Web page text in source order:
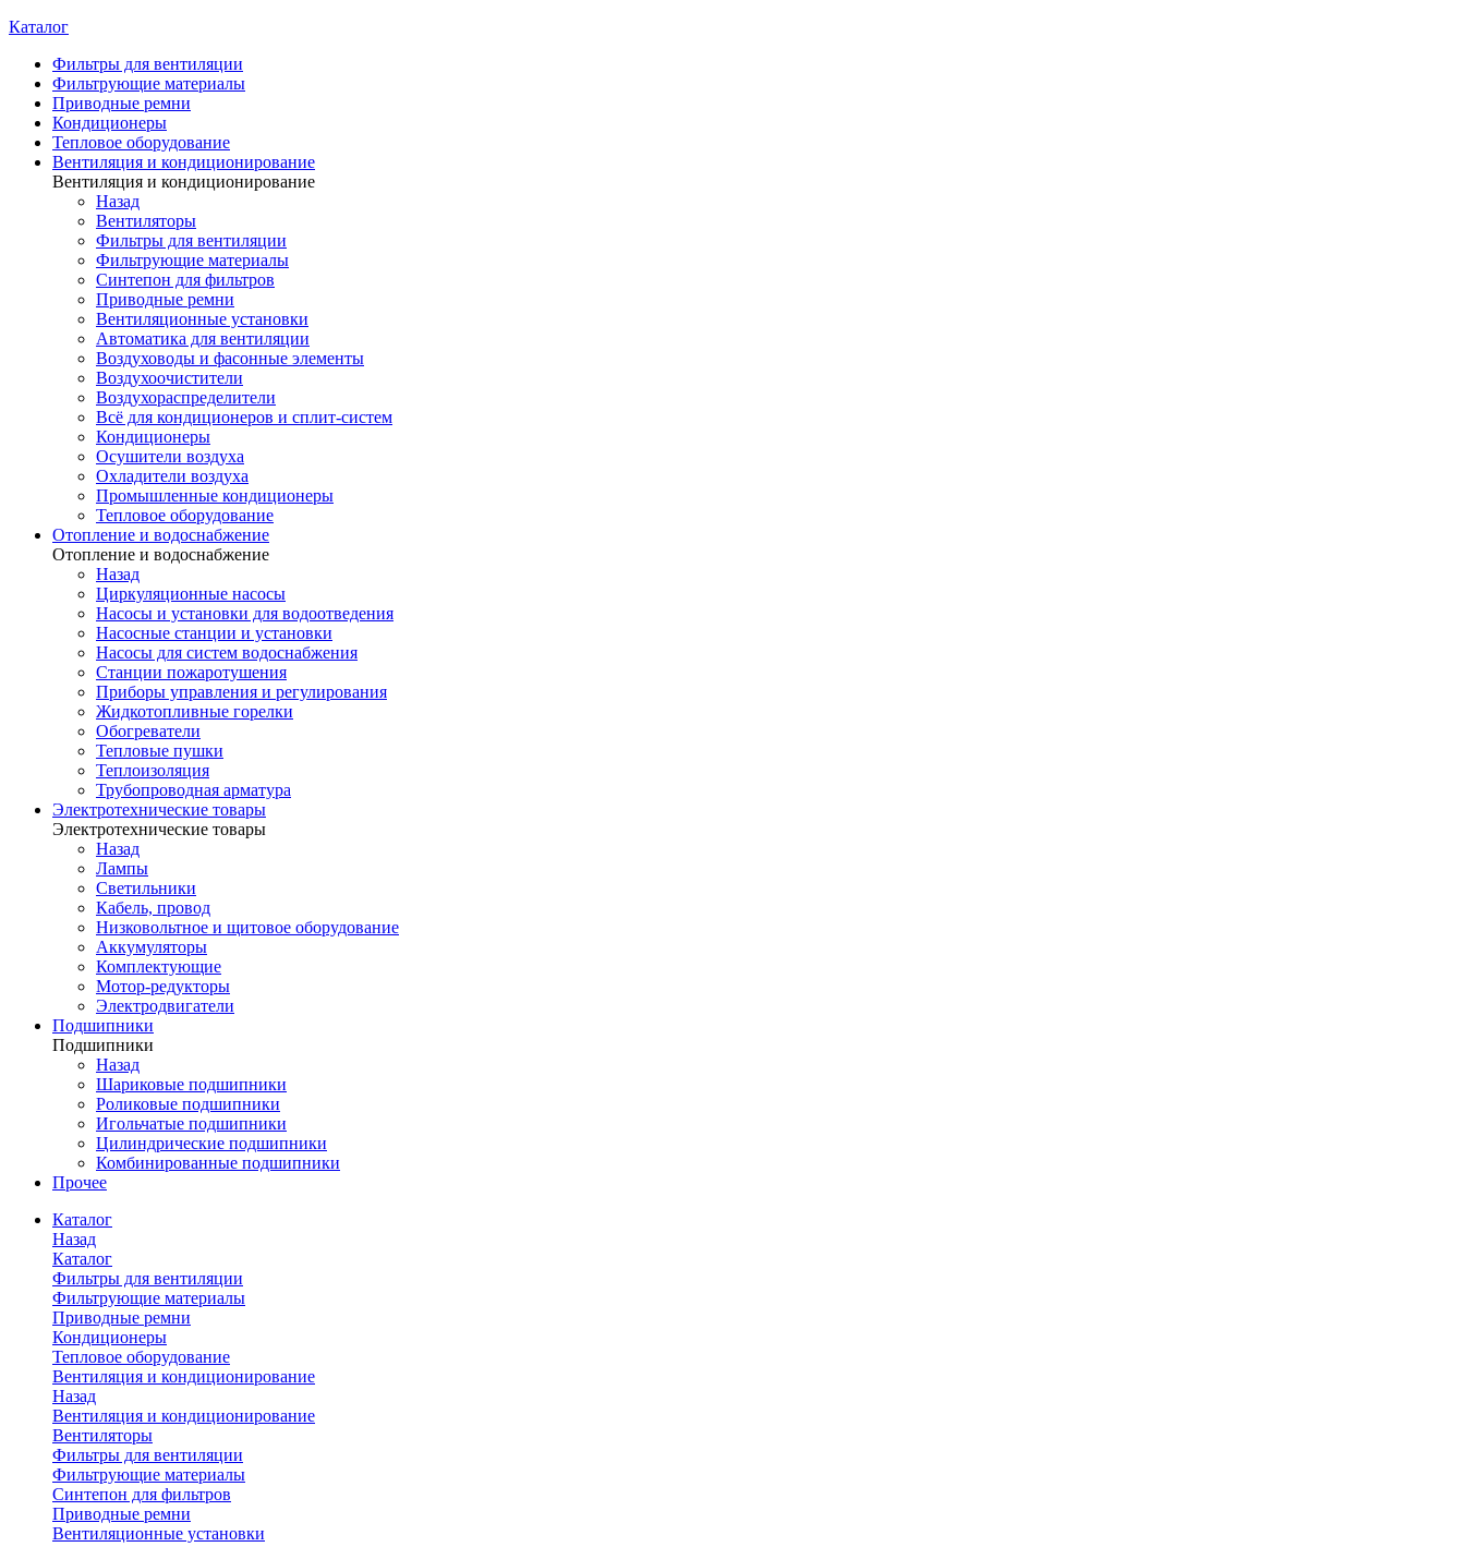
Каталог
Фильтры для вентиляции
Фильтрующие материалы
Приводные ремни
Кондиционеры
Тепловое оборудование
Вентиляция и кондиционирование
Вентиляция и кондиционирование
Назад
Вентиляторы
Фильтры для вентиляции
Фильтрующие материалы
Синтепон для фильтров
Приводные ремни
Вентиляционные установки
Автоматика для вентиляции
Воздуховоды и фасонные элементы
Воздухоочистители
Воздухораспределители
Всё для кондиционеров и сплит-систем
Кондиционеры
Осушители воздуха
Охладители воздуха
Промышленные кондиционеры
Тепловое оборудование
Отопление и водоснабжение
Отопление и водоснабжение
Назад
Циркуляционные насосы
Насосы и установки для водоотведения
Насосные станции и установки
Насосы для систем водоснабжения
Станции пожаротушения
Приборы управления и регулирования
Жидкотопливные горелки
Обогреватели
Тепловые пушки
Теплоизоляция
Трубопроводная арматура
Электротехнические товары
Электротехнические товары
Назад
Лампы
Светильники
Кабель, провод
Низковольтное и щитовое оборудование
Аккумуляторы
Комплектующие
Мотор-редукторы
Электродвигатели
Подшипники
Подшипники
Назад
Шариковые подшипники
Роликовые подшипники
Игольчатые подшипники
Цилиндрические подшипники
Комбинированные подшипники
Прочее
Каталог
Назад
Каталог
Фильтры для вентиляции
Фильтрующие материалы
Приводные ремни
Кондиционеры
Тепловое оборудование
Вентиляция и кондиционирование
Назад
Вентиляция и кондиционирование
Вентиляторы
Фильтры для вентиляции
Фильтрующие материалы
Синтепон для фильтров
Приводные ремни
Вентиляционные установки